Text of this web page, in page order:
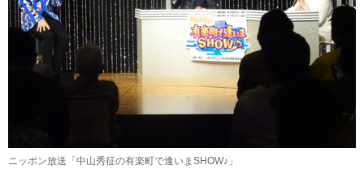
ニッポン放送「中山秀征の有楽町で逢いまSHOW♪」